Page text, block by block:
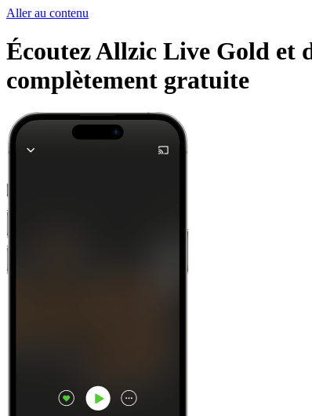
Aller au contenu
Écoutez Allzic Live Gold et
complètement gratuite